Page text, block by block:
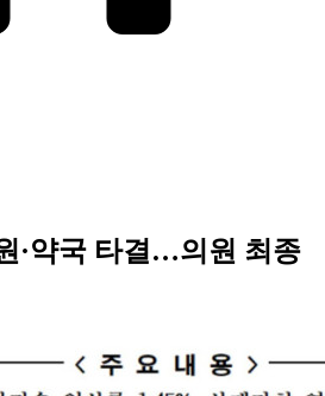
·약국 타결…의원 최종